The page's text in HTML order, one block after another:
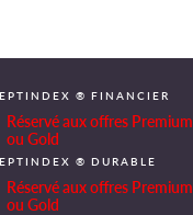
® FINANCIER
Réservé aux offres Premium
ou Gold
® DURABLE
Réservé aux offres Premium
ou Gold